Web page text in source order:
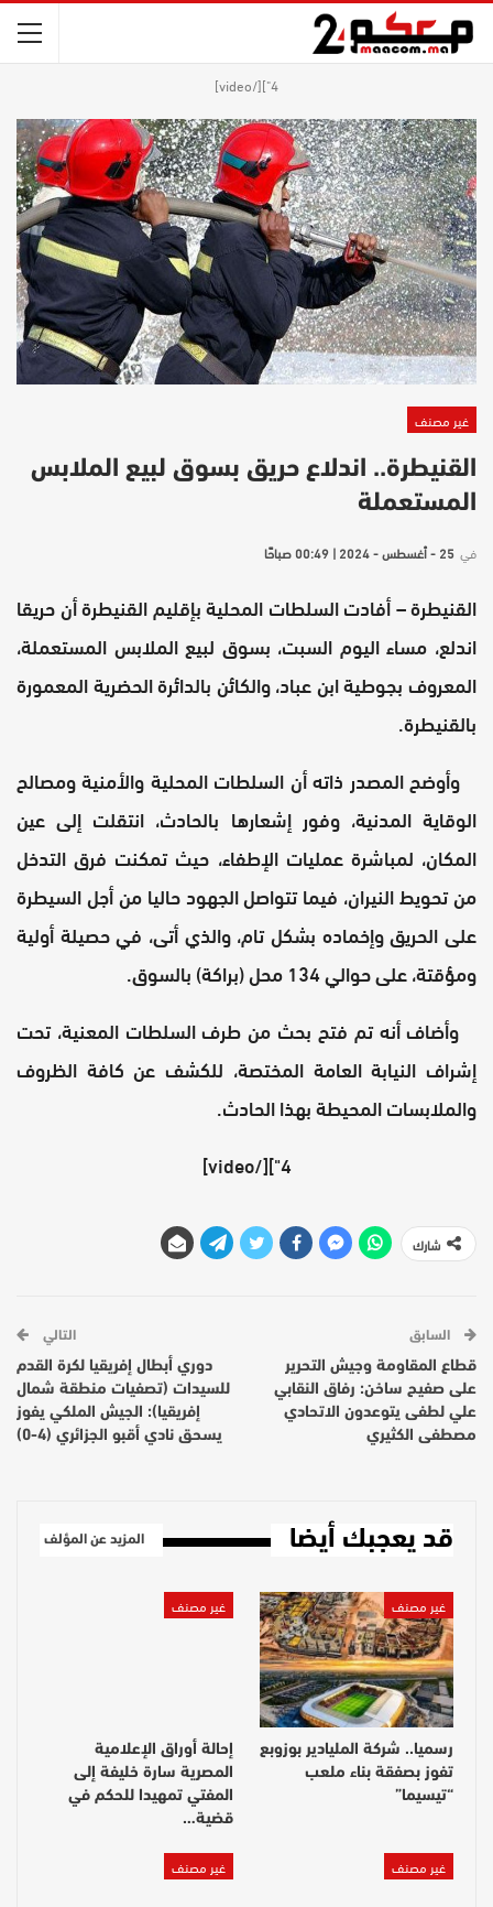
4"][/video]
غير مصنف
القنيطرة.. اندلاع حريق بسوق لبيع الملابس
المستعملة
في 25 - أغسطس - 2024 | 00:49 صباحًا
القنيطرة – أفادت السلطات المحلية بإقليم القنيطرة أن حريقا
اندلع، مساء اليوم السبت، بسوق لبيع الملابس المستعملة،
المعروف بجوطية ابن عباد، والكائن بالدائرة الحضرية المعمورة
بالقنيطرة.
وأوضح المصدر ذاته أن السلطات المحلية والأمنية ومصالح
الوقاية المدنية، وفور إشعارها بالحادث، انتقلت إلى عين
المكان، لمباشرة عمليات الإطفاء، حيث تمكنت فرق التدخل
من تحويط النيران، فيما تتواصل الجهود حاليا من أجل السيطرة
على الحريق وإخماده بشكل تام، والذي أتى، في حصيلة أولية
ومؤقتة، على حوالي 134 محل (براكة) بالسوق.
وأضاف أنه تم فتح بحث من طرف السلطات المعنية، تحت
إشراف النيابة العامة المختصة، للكشف عن كافة الظروف
والملابسات المحيطة بهذا الحادث.
4"][/video]
شارك
السابق
قطاع المقاومة وجيش التحرير
على صفيح ساخن: رفاق النقابي
علي لطفى يتوعدون الاتحادي
مصطفى الكثيري
التالي
دوري أبطال إفريقيا لكرة القدم
للسيدات (تصفيات منطقة شمال
إفريقيا): الجيش الملكي يفوز
يسحق نادي أقبو الجزائري (4-0)
قد يعجبك أيضا المزيد عن المؤلف
غير مصنف
رسميا.. شركة المليادير بوزوبع
تفوز بصفقة بناء ملعب
“تيسيما”
غير مصنف
إحالة أوراق الإعلامية
المصرية سارة خليفة إلى
المفتي تمهيدا للحكم في
قضية…
غير مصنف غير مصنف